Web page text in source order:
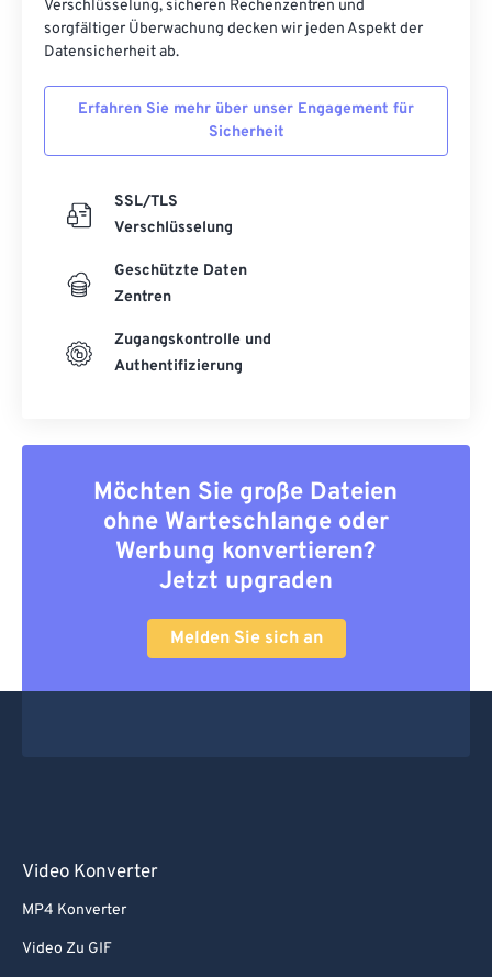
Verschlüsselung, sicheren Rechenzentren und
sorgfältiger Überwachung decken wir jeden Aspekt der
Datensicherheit ab.
Erfahren Sie mehr über unser Engagement für
Sicherheit
SSL/TLS
Verschlüsselung
Geschützte Daten
Zentren
Zugangskontrolle und
Authentifizierung
Möchten Sie große Dateien
ohne Warteschlange oder
Werbung konvertieren?
Jetzt upgraden
Melden Sie sich an
Video Konverter
MP4 Konverter
Video Zu GIF